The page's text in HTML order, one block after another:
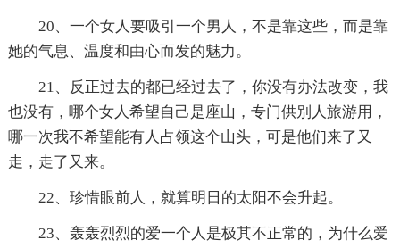
20、一个女人要吸引一个男人，不是靠这些，而是靠
她的气息、温度和由心而发的魅力。
21、反正过去的都已经过去了，你没有办法改变，我
也没有，哪个女人希望自己是座山，专门供别人旅游用，
哪一次我不希望能有人占领这个山头，可是他们来了又
走，走了又来。
22、珍惜眼前人，就算明日的太阳不会升起。
23、轰轰烈烈的爱一个人是极其不正常的，为什么爱